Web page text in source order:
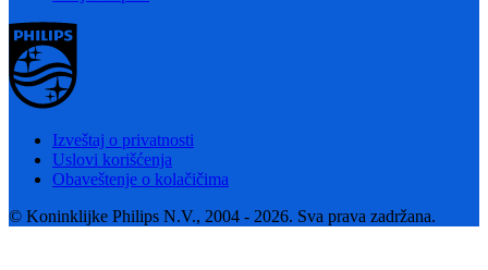
Izveštaj o privatnosti
Uslovi korišćenja
Obaveštenje o kolačičima
© Koninklijke Philips N.V., 2004 - 2026. Sva prava zadržana.